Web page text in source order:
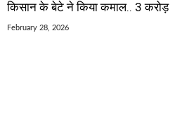
किसान के बेटे ने किया कमाल.. 3
February 28, 2026